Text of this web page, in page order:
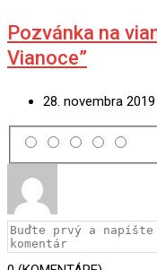
Pozvánka na
Vianoce”
28. novembra 2019